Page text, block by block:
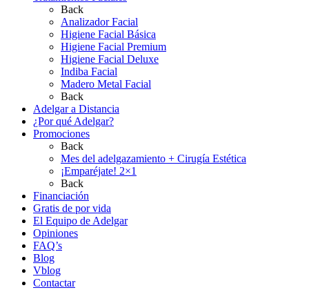
Back
Analizador Facial
Higiene Facial Básica
Higiene Facial Premium
Higiene Facial Deluxe
Indiba Facial
Madero Metal Facial
Back
Adelgar a Distancia
¿Por qué Adelgar?
Promociones
Back
Mes del adelgazamiento + Cirugía Estética
¡Emparéjate! 2×1
Back
Financiación
Gratis de por vida
El Equipo de Adelgar
Opiniones
FAQ’s
Blog
Vblog
Contactar